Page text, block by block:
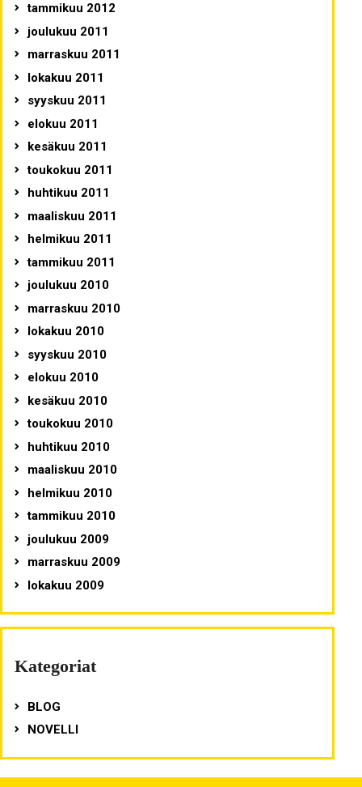
tammikuu 2012
joulukuu 2011
marraskuu 2011
lokakuu 2011
syyskuu 2011
elokuu 2011
kesäkuu 2011
toukokuu 2011
huhtikuu 2011
maaliskuu 2011
helmikuu 2011
tammikuu 2011
joulukuu 2010
marraskuu 2010
lokakuu 2010
syyskuu 2010
elokuu 2010
kesäkuu 2010
toukokuu 2010
huhtikuu 2010
maaliskuu 2010
helmikuu 2010
tammikuu 2010
joulukuu 2009
marraskuu 2009
lokakuu 2009
Kategoriat
BLOG
NOVELLI